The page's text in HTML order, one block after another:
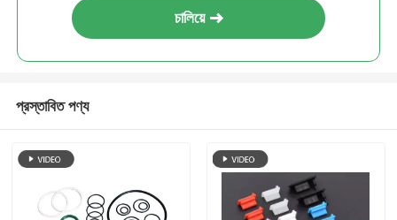
চালিয়ে
প্রস্তাবিত পণ্য